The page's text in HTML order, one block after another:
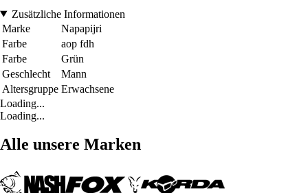
Zusätzliche Informationen
Marke
Napapijri
Farbe
aop fdh
Farbe
Grün
Geschlecht
Mann
Altersgruppe Erwachsene
Loading...
Loading...
Alle unsere Marken